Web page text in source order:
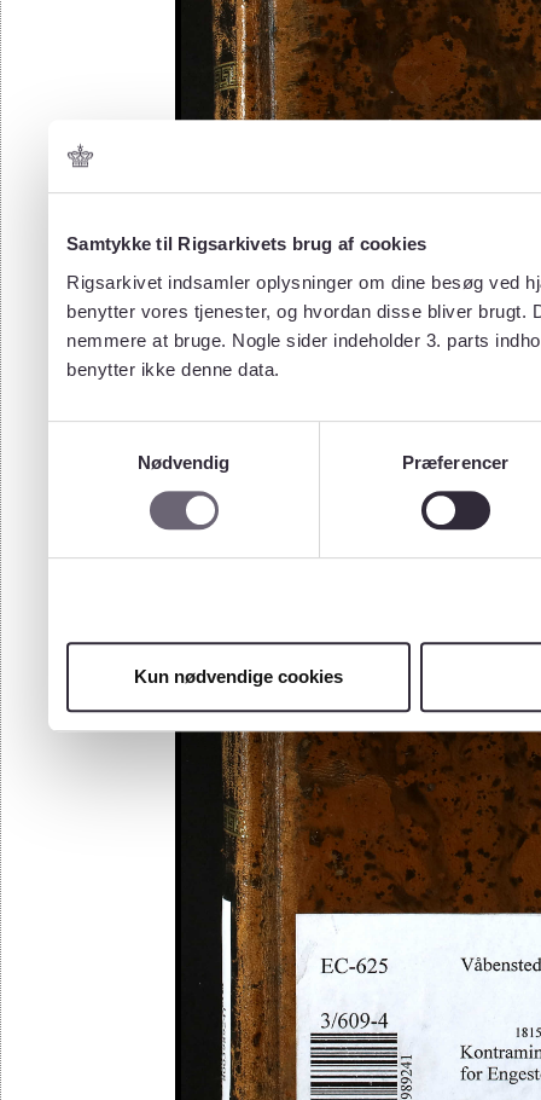
Samtykke til Rigsarkivets brug af cookies
Rigsarkivet indsamler oplysninger om dine besøg ved
benytter vores tjenester, og hvordan disse bliver
nemmere at bruge. Nogle sider indeholder 3. parts
benytter ikke denne data.
Nødvendig
Præferencer
Kun nødvendige cookies